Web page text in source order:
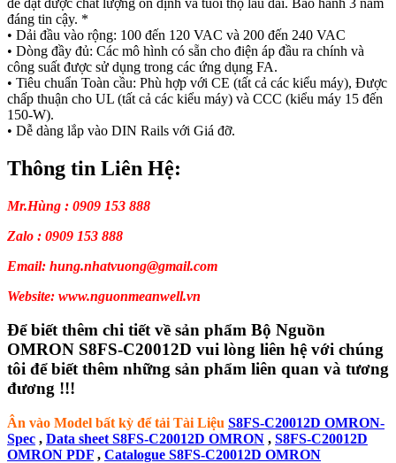
đáng tin cậy. *
• Dải đầu vào rộng: 100 đến 120 VAC và 200 đến 240 VAC
• Dòng đầy đủ: Các mô hình có sẵn cho điện áp đầu ra chính và
công suất được sử dụng trong các ứng dụng FA.
• Tiêu chuẩn Toàn cầu: Phù hợp với CE (tất cả các kiểu máy), Được
chấp thuận cho UL (tất cả các kiểu máy) và CCC (kiểu máy 15 đến
150-W).
• Dễ dàng lắp vào DIN Rails với Giá đỡ.
Thông tin Liên Hệ:
Mr.Hùng : 0909 153 888
Zalo : 0909 153 888
Email: hung.nhatvuong@gmail.com
Website: www.nguonmeanwell.vn
Để biết thêm chi tiết về sản phẩm Bộ Nguồn
OMRON S8FS-C20012D vui lòng liên hệ với chúng
tôi để biết thêm những sản phẩm liên quan và tương
đương !!!
Ân vào Model bất kỳ để tải Tài Liệu S8FS-C20012D OMRON-
Spec , Data sheet S8FS-C20012D OMRON , S8FS-C20012D
OMRON PDF , Catalogue S8FS-C20012D OMRON